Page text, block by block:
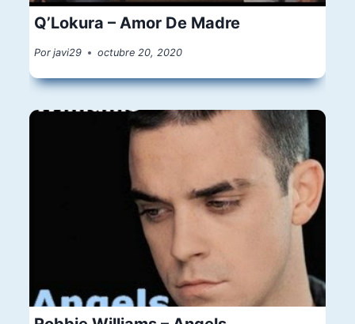
Q’Lokura – Amor De Madre
Por javi29 octubre 20, 2020